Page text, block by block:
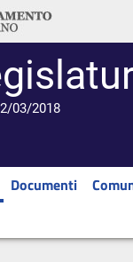
03/2018
Documenti